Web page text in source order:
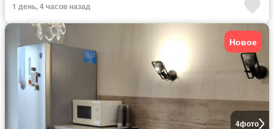
1 день, 4 часов назад
4фото
Новое